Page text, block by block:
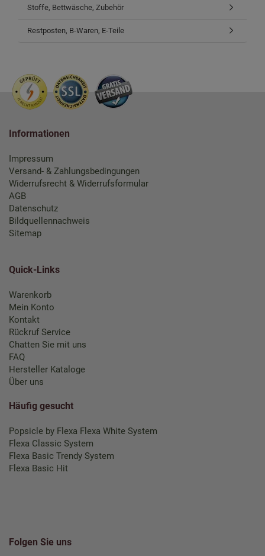
Stoffe, Bettwäsche, Zubehör
Restposten, B-Waren, E-Teile
Informationen
Impressum
Versand- & Zahlungsbedingungen
Widerrufsrecht & Widerrufsformular
AGB
Datenschutz
Bildquellennachweis
Sitemap
Quick-Links
Warenkorb
Mein Konto
Kontakt
Rückruf Service
Chatten Sie mit uns
FAQ
Hersteller Kataloge
Über uns
Häufig gesucht
Popsicle by Flexa Flexa White System
Flexa Classic System
Flexa Basic Trendy System
Flexa Basic Hit
Folgen Sie uns